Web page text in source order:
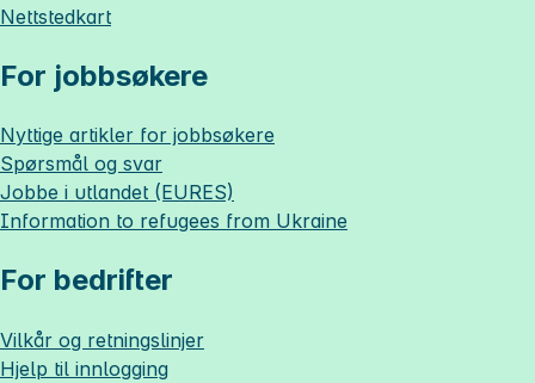
Nettstedkart
For jobbsøkere
Nyttige artikler for jobbsøkere
Spørsmål og svar
Jobbe i utlandet (EURES)
Information to refugees from Ukraine
For bedrifter
Vilkår og retningslinjer
Hjelp til innlogging